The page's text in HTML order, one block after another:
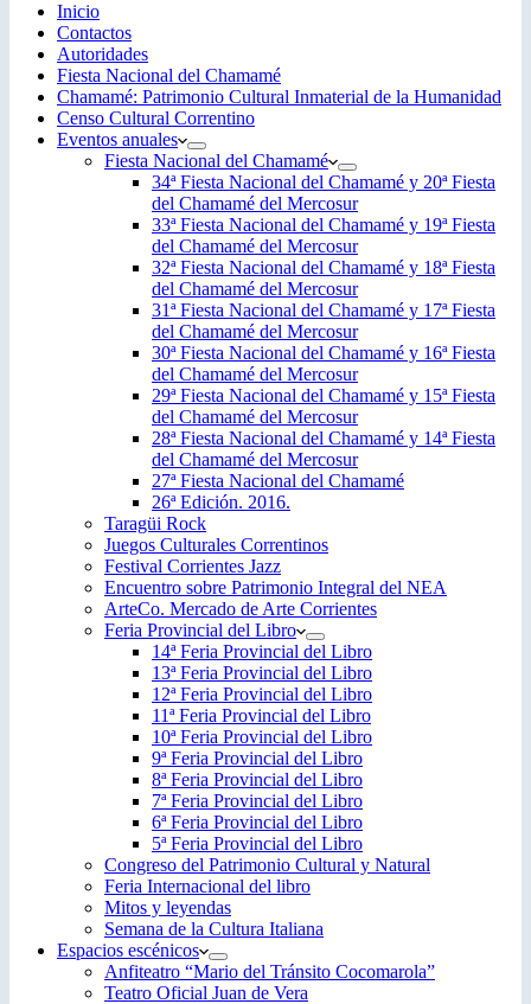
Inicio
Contactos
Autoridades
Fiesta Nacional del Chamamé
Chamamé: Patrimonio Cultural Inmaterial de la Humanidad
Censo Cultural Correntino
Eventos anuales
Fiesta Nacional del Chamamé
34ª Fiesta Nacional del Chamamé y 20ª Fiesta
del Chamamé del Mercosur
33ª Fiesta Nacional del Chamamé y 19ª Fiesta
del Chamamé del Mercosur
32ª Fiesta Nacional del Chamamé y 18ª Fiesta
del Chamamé del Mercosur
31ª Fiesta Nacional del Chamamé y 17ª Fiesta
del Chamamé del Mercosur
30ª Fiesta Nacional del Chamamé y 16ª Fiesta
del Chamamé del Mercosur
29ª Fiesta Nacional del Chamamé y 15ª Fiesta
del Chamamé del Mercosur
28ª Fiesta Nacional del Chamamé y 14ª Fiesta
del Chamamé del Mercosur
27ª Fiesta Nacional del Chamamé
26ª Edición. 2016.
Taragüi Rock
Juegos Culturales Correntinos
Festival Corrientes Jazz
Encuentro sobre Patrimonio Integral del NEA
ArteCo. Mercado de Arte Corrientes
Feria Provincial del Libro
14ª Feria Provincial del Libro
13ª Feria Provincial del Libro
12ª Feria Provincial del Libro
11ª Feria Provincial del Libro
10ª Feria Provincial del Libro
9ª Feria Provincial del Libro
8ª Feria Provincial del Libro
7ª Feria Provincial del Libro
6ª Feria Provincial del Libro
5ª Feria Provincial del Libro
Congreso del Patrimonio Cultural y Natural
Feria Internacional del libro
Mitos y leyendas
Semana de la Cultura Italiana
Espacios escénicos
Anfiteatro “Mario del Tránsito Cocomarola”
Teatro Oficial Juan de Vera